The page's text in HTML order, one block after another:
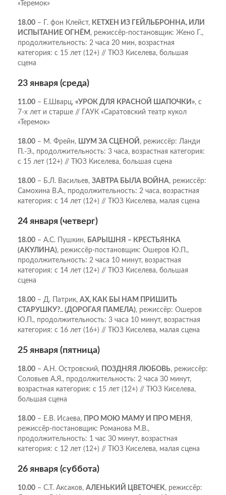
«Теремок»
18.00 – Г. фон Клейст, КЕТХЕН ИЗ ГЕЙЛЬБРОННА, ИЛИ
ИСПЫТАНИЕ ОГНЁМ , режиссёр-постановщик: Жено Г.,
продолжительность: 2 часа 20 мин, возрастная
категория: c 15 лет (12+) // ТЮЗ Киселева, большая
сцена
23 января (среда)
11.00 – Е.Шварц, «УРОК ДЛЯ КРАСНОЙ ШАПОЧКИ», с
7-х лет и старше // ГАУК «Саратовский театр кукол
«Теремок»
18.00 – М. Фрейн, ШУМ ЗА СЦЕНОЙ , режиссёр: Ланди
П.-Э., продолжительность: 3 часа, возрастная категория:
с 15 лет (12+) // ТЮЗ Киселева, большая сцена
18.00 – Б.Л. Васильев, ЗАВТРА БЫЛА ВОЙНА, режиссёр:
Самохина В.А., продолжительность: 2 часа, возрастная
категория: c 14 лет (12+) // ТЮЗ Киселева, малая сцена
24 января (четверг)
18.00 – А.С. Пушкин, БАРЫШНЯ – КРЕСТЬЯНКА
(АКУЛИНА), режиссёр-постановщик: Ошеров Ю.П.,
продолжительность: 2 часа 10 минут, возрастная
категория: с 14 лет (12+) // ТЮЗ Киселева, большая
сцена
18.00 – Д. Патрик, АХ, КАК БЫ НАМ ПРИШИТЬ
СТАРУШКУ?.. (ДОРОГАЯ ПАМЕЛА), режиссёр: Ошеров
Ю.П., продолжительность: 3 часа 10 минут, возрастная
категория: с 16 лет (16+) // ТЮЗ Киселева, малая сцена
25 января (пятница)
18.00 – А.Н. Островский, ПОЗДНЯЯ ЛЮБОВЬ, режиссёр:
Соловьев А.Я., продолжительность: 2 часа 30 минут,
возрастная категория: с 15 лет (12+) // ТЮЗ Киселева,
большая сцена
18.00 – Е.В. Исаева, ПРО МОЮ МАМУ И ПРО МЕНЯ ,
режиссёр-постановщик: Романова М.В.,
продолжительность: 1 час 30 минут, возрастная
категория: с 12 лет (12+) // ТЮЗ Киселева, малая сцена
26 января (суббота)
10.00 – С.Т. Аксаков, АЛЕНЬКИЙ ЦВЕТОЧЕК, режиссёр: